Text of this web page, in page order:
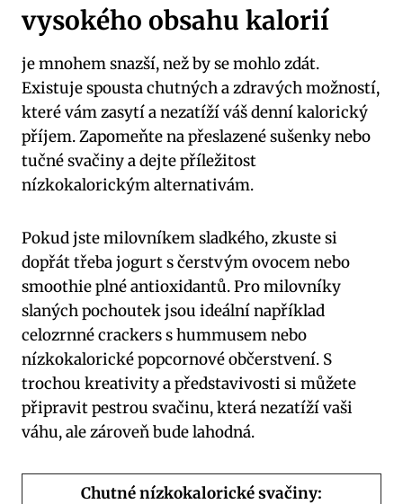
vysokého obsahu kalorií
je mnohem snazší, než by se mohlo zdát.
Existuje spousta chutných a zdravých možností,
které vám zasytí a nezatíží váš denní kalorický
příjem. Zapomeňte na přeslazené sušenky nebo
tučné svačiny a dejte příležitost
nízkokalorickým alternativám.
Pokud jste milovníkem sladkého, zkuste si
dopřát třeba jogurt s čerstvým ovocem nebo
smoothie plné antioxidantů. Pro milovníky
slaných pochoutek jsou ideální například
celozrnné crackers s hummusem nebo
nízkokalorické popcornové občerstvení. S
trochou kreativity a představivosti si můžete
připravit pestrou svačinu, která nezatíží vaši
váhu, ale zároveň bude lahodná.
Chutné nízkokalorické svačiny: